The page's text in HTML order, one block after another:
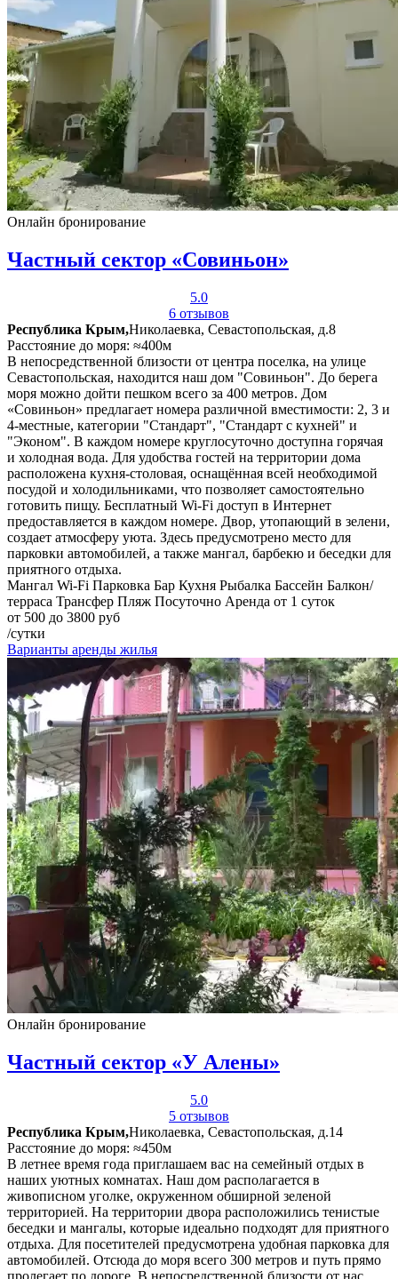
Онлайн бронирование
Частный сектор «Совиньон»
5.0
6 отзывов
Республика Крым,Николаевка, Севастопольская, д.8
Расстояние до моря: ≈400м
В непосредственной близости от центра поселка, на улице
Севастопольская, находится наш дом "Совиньон". До берега
моря можно дойти пешком всего за 400 метров. Дом
«Совиньон» предлагает номера различной вместимости: 2, 3 и
4-местные, категории "Стандарт", "Стандарт с кухней" и
"Эконом". В каждом номере круглосуточно доступна горячая
и холодная вода. Для удобства гостей на территории дома
расположена кухня-столовая, оснащённая всей необходимой
посудой и холодильниками, что позволяет самостоятельно
готовить пищу. Бесплатный Wi-Fi доступ в Интернет
предоставляется в каждом номере. Двор, утопающий в зелени,
создает атмосферу уюта. Здесь предусмотрено место для
парковки автомобилей, а также мангал, барбекю и беседки для
приятного отдыха.
Мангал Wi-Fi Парковка Бар Кухня Рыбалка Бассейн Балкон/
терраса Трансфер Пляж Посуточно Аренда от 1 суток
от 500 до 3800 руб
/сутки
Варианты аренды жилья
Онлайн бронирование
Частный сектор «У Алены»
5.0
5 отзывов
Республика Крым,Николаевка, Севастопольская, д.14
Расстояние до моря: ≈450м
В летнее время года приглашаем вас на семейный отдых в
наших уютных комнатах. Наш дом располагается в
живописном уголке, окруженном обширной зеленой
территорией. На территории двора расположились тенистые
беседки и мангалы, которые идеально подходят для приятного
отдыха. Для посетителей предусмотрена удобная парковка для
автомобилей. Отсюда до моря всего 300 метров и путь прямо
пролегает по дороге. В непосредственной близости от нас